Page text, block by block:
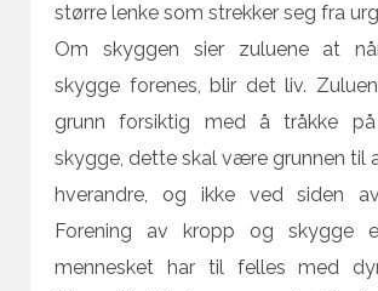
større lenke som strekker seg fra
Om skyggen sier zuluene at
skygge forenes, blir det liv.
grunn forsiktig med å tråkke på
skygge, dette skal være grunnen til
hverandre, og ikke ved siden
Forening av kropp og skygge
mennesket har til felles med